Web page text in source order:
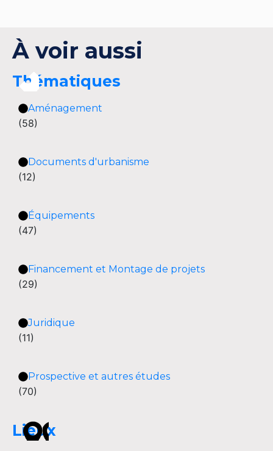
À voir aussi
Thématiques
Aménagement
(58)
Documents d'urbanisme
(12)
Équipements
(47)
Financement et Montage de projets
(29)
Juridique
(11)
Prospective et autres études
(70)
Lieux